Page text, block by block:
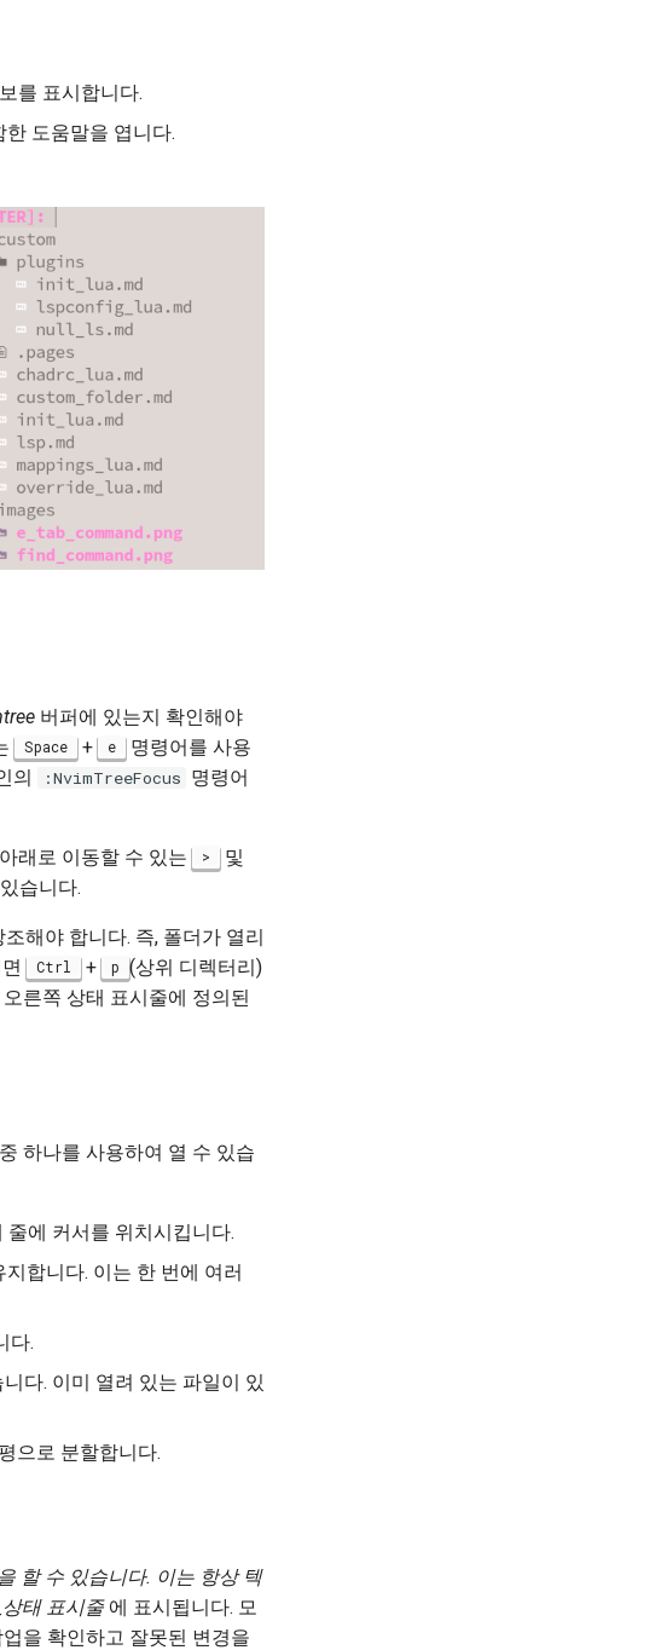
를 표시합니다.
도움말을 엽니다.
버퍼에 있는지 확인해야
Space + e 명령어를 사용
의
:NvimTreeFocus 명령어
래로 이동할 수 있는 > 및
습니다.
해야 합니다. 즉, 폴더가 열리
면 Ctrl + p (상위 디렉터리)
른쪽 상태 표시줄에 정의된
하나를 사용하여 열 수 있습
에 커서를 위치시킵니다.
지합니다. 이는 한 번에 여러
다.
다. 이미 열려 있는 파일이 있
으로 분할합니다.
할 수 있습니다. 이는 항상 텍
태 표시줄에 표시됩니다. 모
을 확인하고 잘못된 변경을